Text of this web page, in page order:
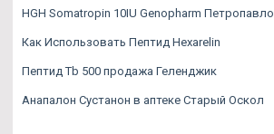
HGH Somatropin 10IU Genopharm
Как Использовать Пептид Hexarelin
Пептид Tb 500 продажа Геленджик
Анапалон Сустанон в аптеке Старый Оскол